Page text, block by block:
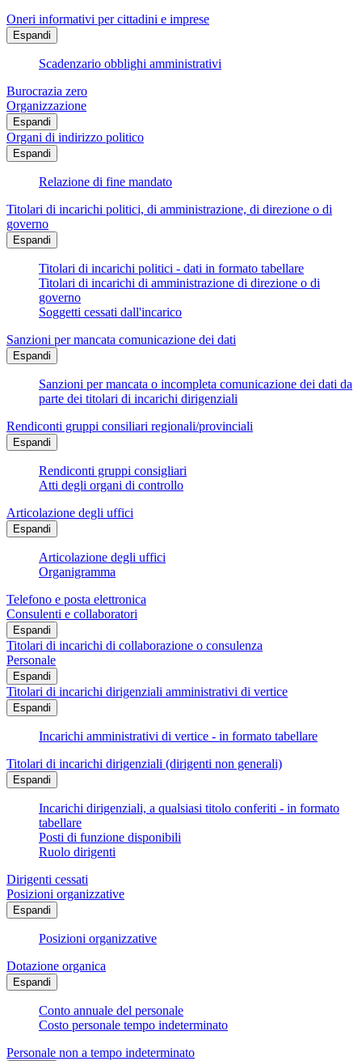
Oneri informativi per cittadini e imprese
Espandi
Scadenzario obblighi amministrativi
Burocrazia zero
Organizzazione
Espandi
Organi di indirizzo politico
Espandi
Relazione di fine mandato
Titolari di incarichi politici, di amministrazione, di direzione o di
governo
Espandi
Titolari di incarichi politici - dati in formato tabellare
Titolari di incarichi di amministrazione di direzione o di
governo
Soggetti cessati dall'incarico
Sanzioni per mancata comunicazione dei dati
Espandi
Sanzioni per mancata o incompleta comunicazione dei dati da
parte dei titolari di incarichi dirigenziali
Rendiconti gruppi consiliari regionali/provinciali
Espandi
Rendiconti gruppi consigliari
Atti degli organi di controllo
Articolazione degli uffici
Espandi
Articolazione degli uffici
Organigramma
Telefono e posta elettronica
Consulenti e collaboratori
Espandi
Titolari di incarichi di collaborazione o consulenza
Personale
Espandi
Titolari di incarichi dirigenziali amministrativi di vertice
Espandi
Incarichi amministrativi di vertice - in formato tabellare
Titolari di incarichi dirigenziali (dirigenti non generali)
Espandi
Incarichi dirigenziali, a qualsiasi titolo conferiti - in formato
tabellare
Posti di funzione disponibili
Ruolo dirigenti
Dirigenti cessati
Posizioni organizzative
Espandi
Posizioni organizzative
Dotazione organica
Espandi
Conto annuale del personale
Costo personale tempo indeterminato
Personale non a tempo indeterminato